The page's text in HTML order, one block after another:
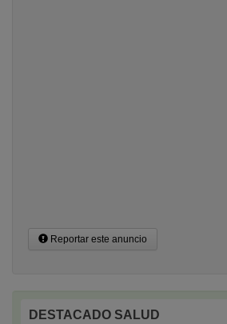
Reportar este anuncio
DESTACADO SALUD